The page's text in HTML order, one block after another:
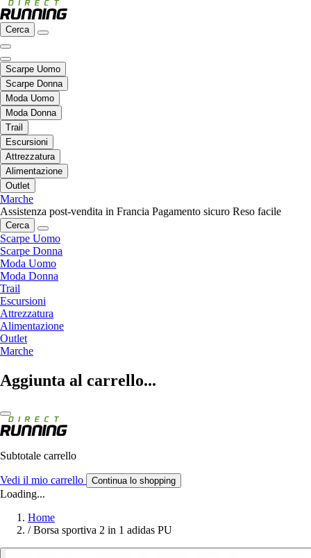
Cerca
Scarpe Uomo
Scarpe Donna
Moda Uomo
Moda Donna
Trail
Escursioni
Attrezzatura
Alimentazione
Outlet
Marche
Assistenza post-vendita in Francia Pagamento sicuro Reso facile
Cerca
Scarpe Uomo
Scarpe Donna
Moda Uomo
Moda Donna
Trail
Escursioni
Attrezzatura
Alimentazione
Outlet
Marche
Aggiunta al carrello...
Subtotale carrello
Vedi il mio carrello Continua lo shopping
Loading...
Home
/ Borsa sportiva 2 in 1 adidas PU